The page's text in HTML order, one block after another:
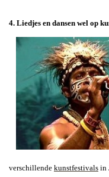
4. Liedjes en dansen wel op
verschillende kunstfestivals in